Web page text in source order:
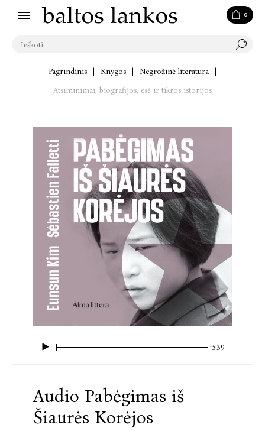
0
Pagrindinis Knygos Negrožinė literatūra
Atsiminimai, biografijos, esė ir tikros istorijos
-5:39
Audio Pabėgimas iš
Šiaurės Korėjos